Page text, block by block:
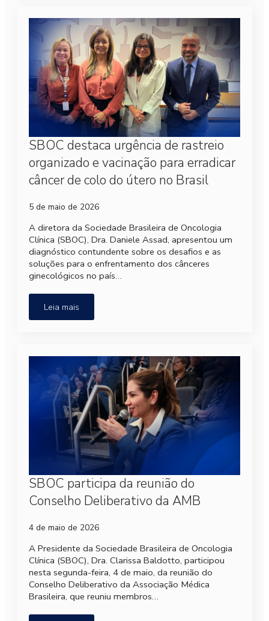
SBOC destaca urgência de rastreio
organizado e vacinação para erradicar
câncer de colo do útero no Brasil
5 de maio de 2026
A diretora da Sociedade Brasileira de Oncologia
Clínica (SBOC), Dra. Daniele Assad, apresentou um
diagnóstico contundente sobre os desafios e as
soluções para o enfrentamento dos cânceres
ginecológicos no país…
Leia mais
SBOC participa da reunião do
Conselho Deliberativo da AMB
4 de maio de 2026
A Presidente da Sociedade Brasileira de Oncologia
Clínica (SBOC), Dra. Clarissa Baldotto, participou
nesta segunda-feira, 4 de maio, da reunião do
Conselho Deliberativo da Associação Médica
Brasileira, que reuniu membros…